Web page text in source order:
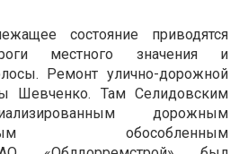
состояние приводятся
местного значения и
Ремонт улично-дорожной
Шевченко. Там Селидовским
дорожным
обособленным